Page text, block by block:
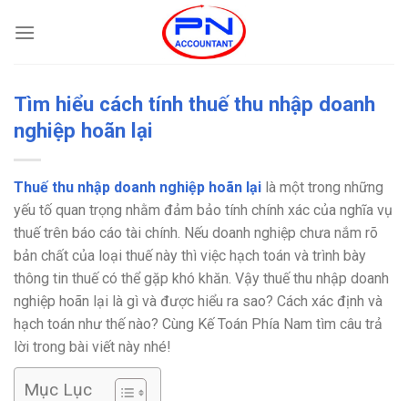
qua
Tìm hiểu cách tính thuế thu nhập doanh
nghiệp hoãn lại
Thuế thu nhập doanh nghiệp hoãn lại là một trong những
yếu tố quan trọng nhằm đảm bảo tính chính xác của nghĩa vụ
thuế trên báo cáo tài chính. Nếu doanh nghiệp chưa nắm rõ
bản chất của loại thuế này thì việc hạch toán và trình bày
thông tin thuế có thể gặp khó khăn. Vậy thuế thu nhập doanh
nghiệp hoãn lại là gì và được hiểu ra sao? Cách xác định và
hạch toán như thế nào? Cùng Kế Toán Phía Nam tìm câu trả
lời trong bài viết này nhé!
Mục Lục